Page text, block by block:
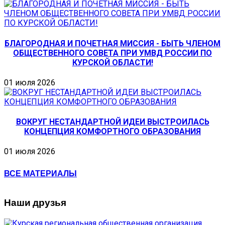
БЛАГОРОДНАЯ И ПОЧЕТНАЯ МИССИЯ - БЫТЬ ЧЛЕНОМ
ОБЩЕСТВЕННОГО СОВЕТА ПРИ УМВД РОССИИ ПО
КУРСКОЙ ОБЛАСТИ!
01 июля 2026
ВОКРУГ НЕСТАНДАРТНОЙ ИДЕИ ВЫСТРОИЛАСЬ
КОНЦЕПЦИЯ КОМФОРТНОГО ОБРАЗОВАНИЯ
01 июля 2026
ВСЕ МАТЕРИАЛЫ
Наши друзья